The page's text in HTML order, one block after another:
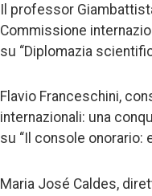
Il professor
Commissione
su “Diplomazia
Flavio Franceschini,
internazionali: una
su “Il console onorario:
Maria José Caldes,